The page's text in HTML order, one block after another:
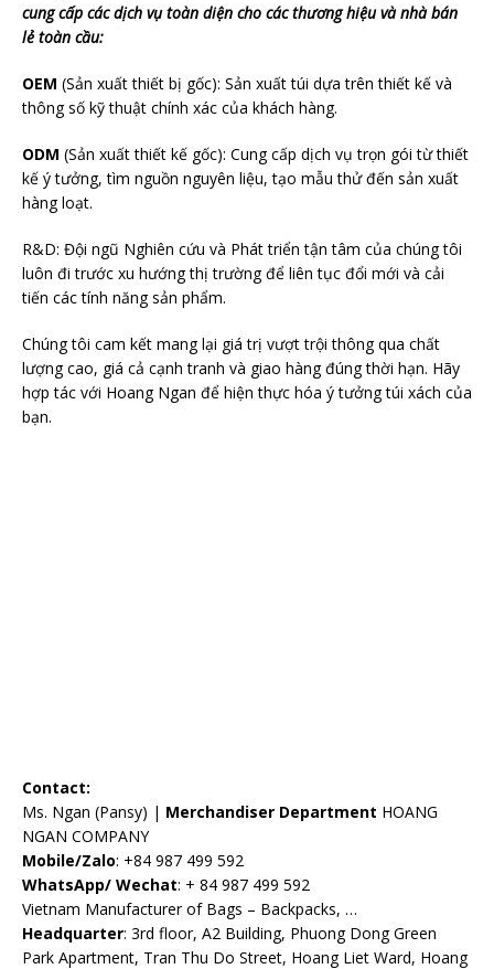
cung cấp các dịch vụ toàn diện cho các thương hiệu và nhà bán
lẻ toàn cầu:
OEM (Sản xuất thiết bị gốc): Sản xuất túi dựa trên thiết kế và
thông số kỹ thuật chính xác của khách hàng.
ODM (Sản xuất thiết kế gốc): Cung cấp dịch vụ trọn gói từ thiết
kế ý tưởng, tìm nguồn nguyên liệu, tạo mẫu thử đến sản xuất
hàng loạt.
R&D: Đội ngũ Nghiên cứu và Phát triển tận tâm của chúng tôi
luôn đi trước xu hướng thị trường để liên tục đổi mới và cải
tiến các tính năng sản phẩm.
Chúng tôi cam kết mang lại giá trị vượt trội thông qua chất
lượng cao, giá cả cạnh tranh và giao hàng đúng thời hạn. Hãy
hợp tác với Hoang Ngan để hiện thực hóa ý tưởng túi xách của
bạn.
Contact:
Ms. Ngan (Pansy) |​ Merchandiser Department HOANG
NGAN COMPANY
Mobile/Zalo: +84 987 499 592
WhatsApp/ Wechat: + 84 987 499 592
Vietnam Manufacturer of Bags – Backpacks, …
Headquarter: 3rd floor, A2 Building, Phuong Dong Green
Park Apartment, Tran Thu Do Street, Hoang Liet Ward, Hoang